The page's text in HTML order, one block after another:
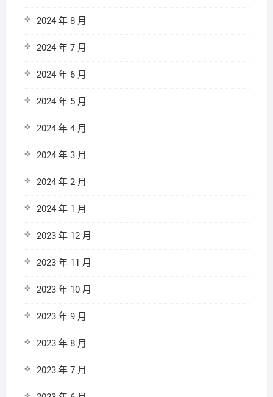
2024 年 8 月
2024 年 7 月
2024 年 6 月
2024 年 5 月
2024 年 4 月
2024 年 3 月
2024 年 2 月
2024 年 1 月
2023 年 12 月
2023 年 11 月
2023 年 10 月
2023 年 9 月
2023 年 8 月
2023 年 7 月